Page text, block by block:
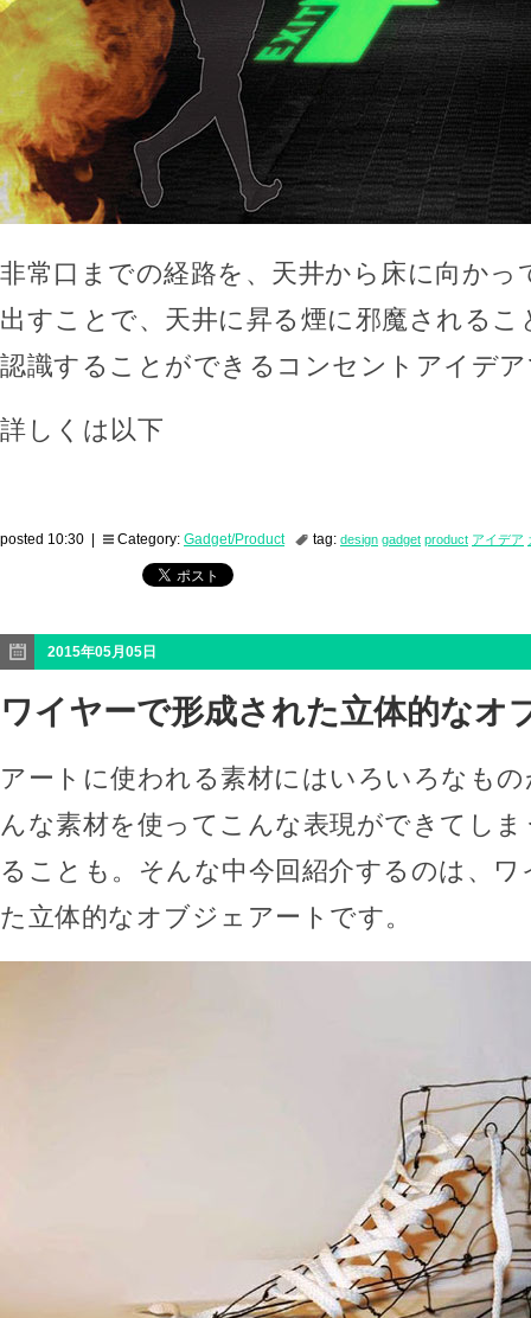
非常口までの経路を、天井から床に向かっ
出すことで、天井に昇る煙に邪魔されるこ
認識することができるコンセントアイデ
詳しくは以下
posted 10:30 | Category: Gadget/Product tag: design gadget product アイデア
2015年05月05日
ワイヤーで形成された立体的なオ
アートに使われる素材にはいろいろなも
んな素材を使ってこんな表現ができてし
ることも。そんな中今回紹介するのは、
た立体的なオブジェアートです。